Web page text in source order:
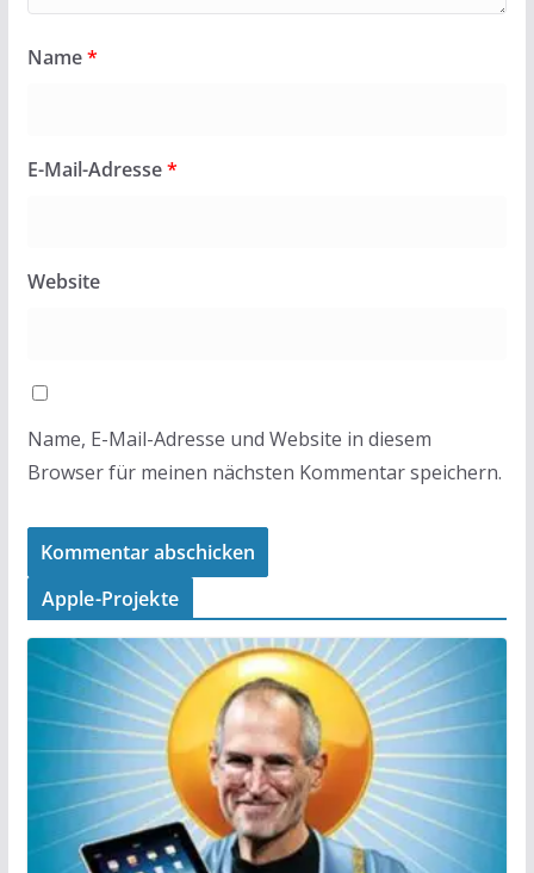
Name*
E-Mail-Adresse*
Website
Name, E-Mail-Adresse und Website in diesem
Browser für meinen nächsten Kommentar speichern.
Apple-Projekte